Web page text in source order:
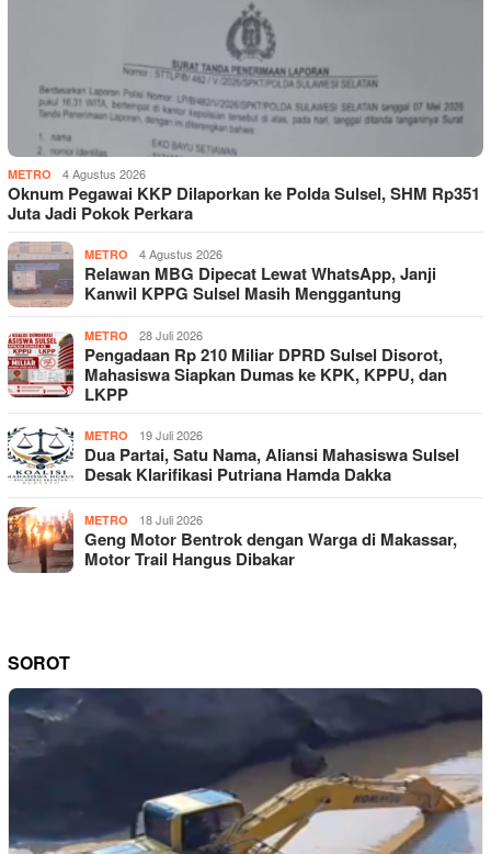
METRO 4 Agustus 2026
Oknum Pegawai KKP Dilaporkan ke Polda Sulsel, SHM Rp351
Juta Jadi Pokok Perkara
METRO 4 Agustus 2026
Relawan MBG Dipecat Lewat WhatsApp, Janji
Kanwil KPPG Sulsel Masih Menggantung
METRO 28 Juli 2026
Pengadaan Rp 210 Miliar DPRD Sulsel Disorot,
Mahasiswa Siapkan Dumas ke KPK, KPPU, dan
LKPP
METRO 19 Juli 2026
Dua Partai, Satu Nama, Aliansi Mahasiswa Sulsel
Desak Klarifikasi Putriana Hamda Dakka
METRO 18 Juli 2026
Geng Motor Bentrok dengan Warga di Makassar,
Motor Trail Hangus Dibakar
SOROT